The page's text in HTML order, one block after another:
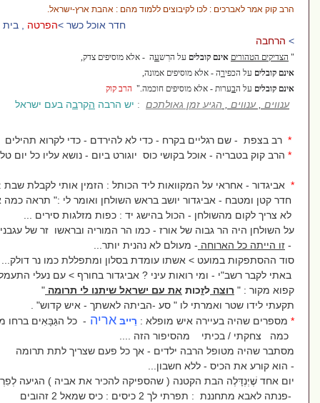
לקיבוצים ללמוד מהם : אהבת ארץ-ישראל.
, בית כנסת בכל קיבוץ
על הרִשעה - אלא מוסיפים צדק,
מוסיפים אמונה,
אלא מוסיפים חוכמה."הרב קוק
זמן גאולתכם:יש הרבההקרבה בעם ישראל
בקרח - כדי לא להירדם - כדי לקרוא תהילים
בקושי כוס יוגורט ביום - נושא עליו כל יום טלית נוספת..
המקוואות ליד הכותל : הזמין אותי לקבלת שבת : בית קטן -
יושב בראש השולחן ואומר לי :" תראה כמה אני מאושר -
- הכול בהישג יד : כפות מזלגות סירים ...
של אורז - כמו הר המוריה ובראשו זר של עגבניות מבושלות
- מעולם לא נהנית יותר...
> אשתו עומדת בסלון ומתפללת כמו נר דולק...
רואות עיני ? אביגדור בחורף > עם נעלי התעמלות
כותאת עםישראל שיתנו ליתרומה "
לו " סע -הביתה לאשתך - איש קדוש" .
איש מופלא :רֵייבּ אריה
- כל הגַּבָּאִים ברחו ממנו -
מהסיפור הזה ....
הרבה ילדים - אך כל פעם שצריך לתת תרומה
ללא חשבון...
הקטנה ( שהספיקה להכיר את אביה ) הגיעה לְפִרְקָהּ
: כיס שמאל 2 זהובים